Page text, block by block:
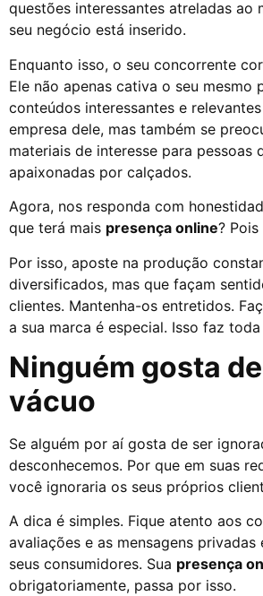
questões interessantes atreladas ao
seu negócio está inserido.
Enquanto isso, o seu concorrente
Ele não apenas cativa o seu mesmo
conteúdos interessantes e
empresa dele, mas também se
materiais de interesse para pessoas
apaixonadas por calçados.
Agora, nos responda com
que terá mais presença online? Pois
Por isso, aposte na produção
diversificados, mas que façam
clientes. Mantenha-os entretidos.
a sua marca é especial. Isso faz
Ninguém gosta
vácuo
Se alguém por aí gosta de ser
desconhecemos. Por que em suas
você ignoraria os seus próprios
A dica é simples. Fique atento aos
avaliações e as mensagens privadas
seus consumidores. Sua presença
obrigatoriamente, passa por isso.